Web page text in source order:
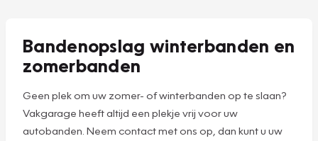
Bandenopslag winterbanden en
zomerbanden
Geen plek om uw zomer- of winterbanden op te slaan?
Vakgarage heeft altijd een plekje vrij voor uw
autobanden. Neem contact met ons op, dan kunt u uw